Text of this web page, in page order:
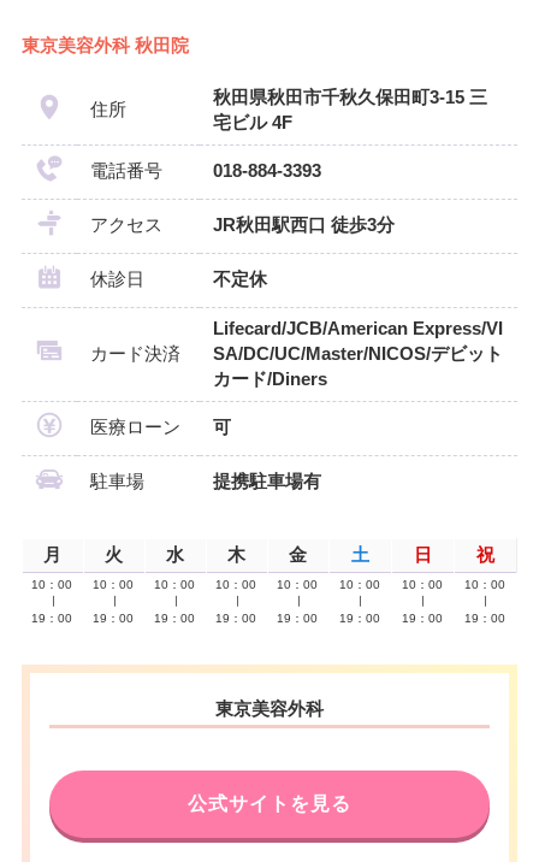
東京美容外科 秋田院
住所
秋田県秋田市千秋久保田町3-15 三
宅ビル 4F
電話番号 018-884-3393
アクセス JR秋田駅西口 徒歩3分
休診日 不定休
カード決済
Lifecard/JCB/American Express/VI
SA/DC/UC/Master/NICOS/デビット
カード/Diners
医療ローン 可
駐車場 提携駐車場有
月 火 水 木 金 土 日 祝
10：00
19：00
10：00
19：00
10：00
19：00
10：00
19：00
10：00
19：00
10：00
19：00
10：00
19：00
10：00
19：00
東京美容外科
公式サイトを見る